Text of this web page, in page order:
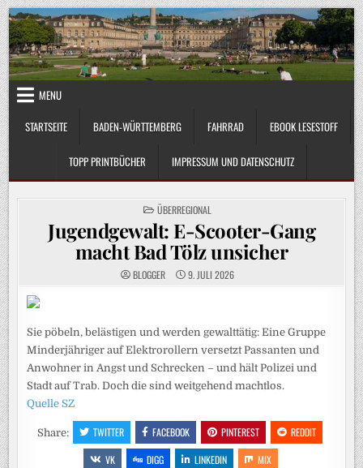
Skip
to
content
MENU
STARTSEITE
BADEN-WÜRTTEMBERG FAHRRAD EBOOK LESESTOFF
TOPP PRINTBÜCHER IMPRESSUM UND DATENSCHUTZ
POSTED
IN
ÜBERREGIONAL
Jugendgewalt: E-Scooter-Gang
macht Bad Tölz unsicher
BLOGGER 9. JULI 2026
Sie pöbeln, belästigen und werden gewalttätig: Eine Gruppe
Minderjähriger auf Elektrorollern versetzt Passanten und
Anwohner in Angst und Schrecken – und hält Polizei und
Stadt auf Trab. Doch die sind weitgehend machtlos.
Quelle SZ
Share: TWITTER FACEBOOK PINTEREST
REDDIT
VK
DIGG LINKEDIN MIX